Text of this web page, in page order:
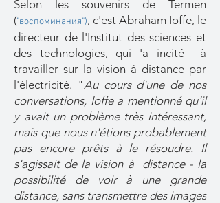
Selon les souvenirs de Termen
("воспоминания"), c'est Abraham Ioffe, le
directeur de l'Institut des sciences et
des technologies, qui 'a incité à
travailler sur la vision à distance par
l'électricité. "Au cours d'une de nos
conversations, Ioffe a mentionné qu'il
y avait un problème très intéressant,
mais que nous n'étions probablement
pas encore prêts à le résoudre. Il
s'agissait de la vision à distance - la
possibilité de voir à une grande
distance, sans transmettre des images